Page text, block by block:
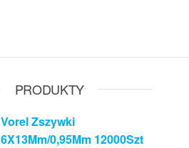
PRODUKTY
Vorel Zszywki
6X13Mm/0,95Mm 12000Szt